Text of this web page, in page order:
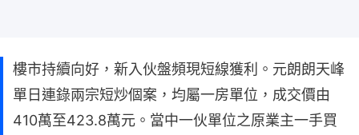
樓市持續向好，新入伙盤頻現短線獲利。元朗朗天峰
單日連錄兩宗短炒個案，均屬一房單位，成交價由
410萬至423.8萬元。當中一伙單位之原業主一手買